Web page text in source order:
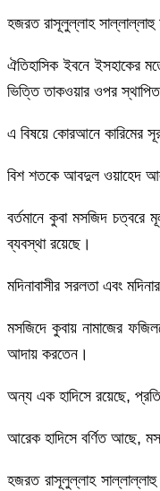
হজরত রাসূলুল্লাহ সাল্লাল্লাহু
ঐতিহাসিক ইবনে ইসহাকের
ভিত্তি তাকওয়ার ওপর
এ বিষয়ে কোরআনে কারিমের
বিশ শতকে আবদুল ওয়াহেদ আল
বর্তমানে কুবা মসজিদ
ব্যবস্থা রয়েছে।
মদিনাবাসীর সরলতা এবং
মসজিদে কুবায় নামাজের
আদায় করতেন।
অন্য এক হাদিসে রয়েছে,
আরেক হাদিসে বর্ণিত আছে,
হজরত রাসূলুল্লাহ